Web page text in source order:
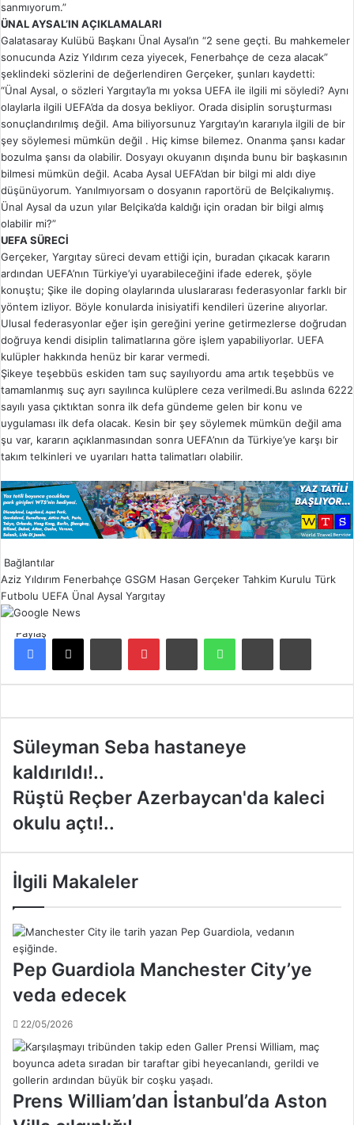
sanmıyorum.”
ÜNAL AYSAL’IN AÇIKLAMALARI
Galatasaray Kulübü Başkanı Ünal Aysal’ın “2 sene geçti. Bu mahkemeler
sonucunda Aziz Yıldırım ceza yiyecek, Fenerbahçe de ceza alacak”
şeklindeki sözlerini de değerlendiren Gerçeker, şunları kaydetti:
“Ünal Aysal, o sözleri Yargıtay’la mı yoksa UEFA ile ilgili mi söyledi? Aynı
olaylarla ilgili UEFA’da da dosya bekliyor. Orada disiplin soruşturması
sonuçlandırılmış değil. Ama biliyorsunuz Yargıtay’ın kararıyla ilgili de bir
şey söylemesi mümkün değil . Hiç kimse bilemez. Onanma şansı kadar
bozulma şansı da olabilir. Dosyayı okuyanın dışında bunu bir başkasının
bilmesi mümkün değil. Acaba Aysal UEFA’dan bir bilgi mi aldı diye
düşünüyorum. Yanılmıyorsam o dosyanın raportörü de Belçikalıymış.
Ünal Aysal da uzun yılar Belçika’da kaldığı için oradan bir bilgi almış
olabilir mi?”
UEFA SÜRECİ
Gerçeker, Yargıtay süreci devam ettiği için, buradan çıkacak kararın
ardından UEFA’nın Türkiye’yi uyarabileceğini ifade ederek, şöyle
konuştu; Şike ile doping olaylarında uluslararası federasyonlar farklı bir
yöntem izliyor. Böyle konularda inisiyatifi kendileri üzerine alıyorlar.
Ulusal federasyonlar eğer işin gereğini yerine getirmezlerse doğrudan
doğruya kendi disiplin talimatlarına göre işlem yapabiliyorlar. UEFA
kulüpler hakkında henüz bir karar vermedi.
Şikeye teşebbüs eskiden tam suç sayılıyordu ama artık teşebbüs ve
tamamlanmış suç ayrı sayılınca kulüplere ceza verilmedi.Bu aslında 6222
sayılı yasa çıktıktan sonra ilk defa gündeme gelen bir konu ve
uygulaması ilk defa olacak. Kesin bir şey söylemek mümkün değil ama
şu var, kararın açıklanmasından sonra UEFA’nın da Türkiye’ye karşı bir
takım telkinleri ve uyarıları hatta talimatları olabilir.
Bağlantılar
Aziz Yıldırım Fenerbahçe GSGM Hasan Gerçeker Tahkim Kurulu Türk
Futbolu UEFA Ünal Aysal Yargıtay
Paylaş
S
e
m
S
e
b
a
s
t
n
e
y
e
k
a
Süleyman Seba hastaneye
kaldırıldı!..
R
ş
R
ç
b
A
z
r
b
a
y
c
a
Rüştü Reçber Azerbaycan'da kaleci
okulu açtı!..
İlgili Makaleler
Pep Guardiola Manchester City’ye
veda edecek
22/05/2026
Prens William’dan İstanbul’da Aston